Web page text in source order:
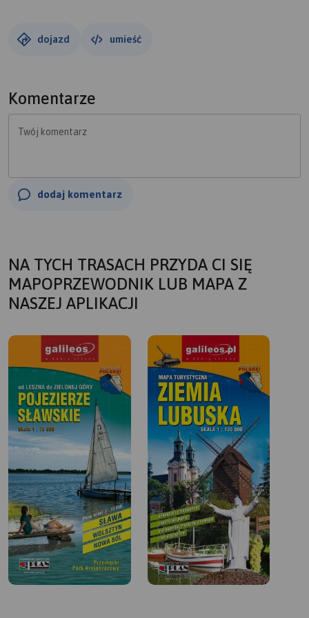
dojazd umieść
Komentarze
Twój komentarz
dodaj komentarz
NA TYCH TRASACH PRZYDA CI SIĘ
MAPOPRZEWODNIK LUB MAPA Z
NASZEJ APLIKACJI